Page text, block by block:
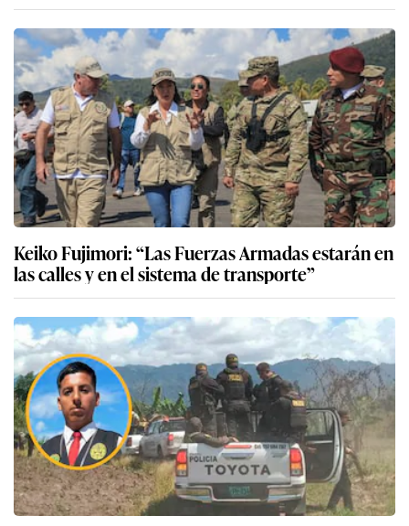
Keiko Fujimori: “Las Fuerzas Armadas estarán en
las calles y en el sistema de transporte”